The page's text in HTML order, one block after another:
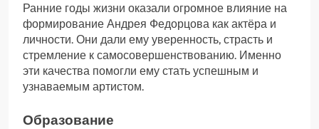
Ранние годы жизни оказали огромное влияние на
формирование Андрея Федорцова как актёра и
личности. Они дали ему уверенность, страсть и
стремление к самосовершенствованию. Именно
эти качества помогли ему стать успешным и
узнаваемым артистом.
Образование